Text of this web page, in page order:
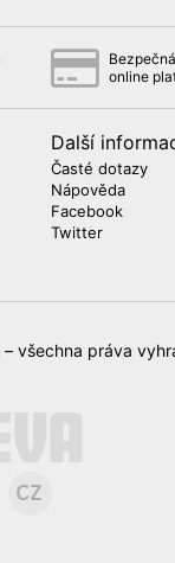
online
Další
Časté dotazy
Nápověda
Facebook
Twitter
– všechna práva